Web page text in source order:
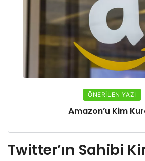
ÖNERILEN YAZI
Amazon’u Kim
Twitter’ın Sahibi